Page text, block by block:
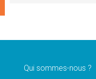
09.08.2026
09.08.2026
Qui sommes-nous ?